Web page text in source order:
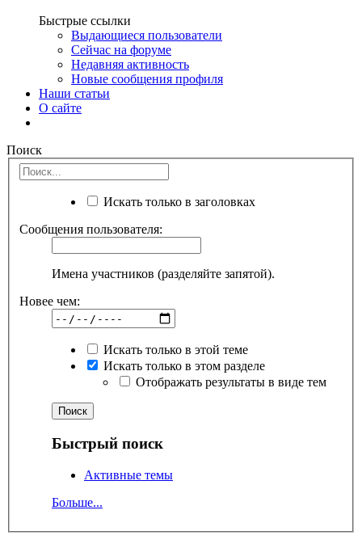
Быстрые ссылки
Выдающиеся пользователи
Сейчас на форуме
Недавняя активность
Новые сообщения профиля
Наши статьи
О сайте
Поиск
Искать только в заголовках
Сообщения пользователя:
Имена участников (разделяйте запятой).
Новее чем:
Искать только в этой теме
Искать только в этом разделе
Отображать результаты в виде тем
Быстрый поиск
Активные темы
Больше...